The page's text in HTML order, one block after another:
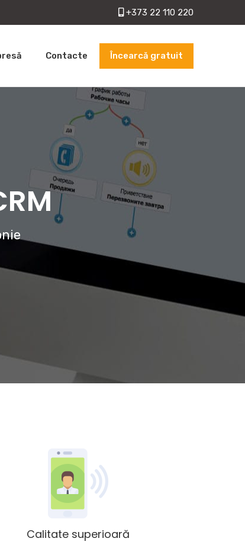
+373 22 110 220
Contacte Încearcă gratuit
Calitate superioară